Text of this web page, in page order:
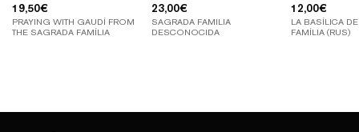
19,50€
PRAYING WITH GAUDÍ FROM
THE SAGRADA FAMÍLIA
23,00€
SAGRADA FAMILIA
DESCONOCIDA
12,00€
LA BASÍLICA
FAMÍLIA (RUS)